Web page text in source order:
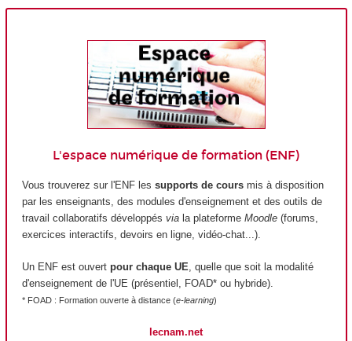
L'espace numérique de formation (ENF)
Vous trouverez sur l'ENF les supports de cours mis à disposition
par les enseignants, des modules d'enseignement et des outils de
travail collaboratifs développés via la plateforme Moodle (forums,
exercices interactifs, devoirs en ligne, vidéo-chat...).
Un ENF est ouvert pour chaque UE , quelle que soit la modalité
d'enseignement de l'UE (présentiel, FOAD* ou hybride).
* FOAD : Formation ouverte à distance (e-learning)
lecnam.net